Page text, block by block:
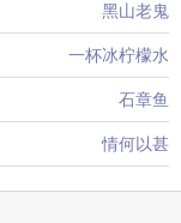
黑山老鬼
一杯冰柠檬水
石章鱼
情何以甚